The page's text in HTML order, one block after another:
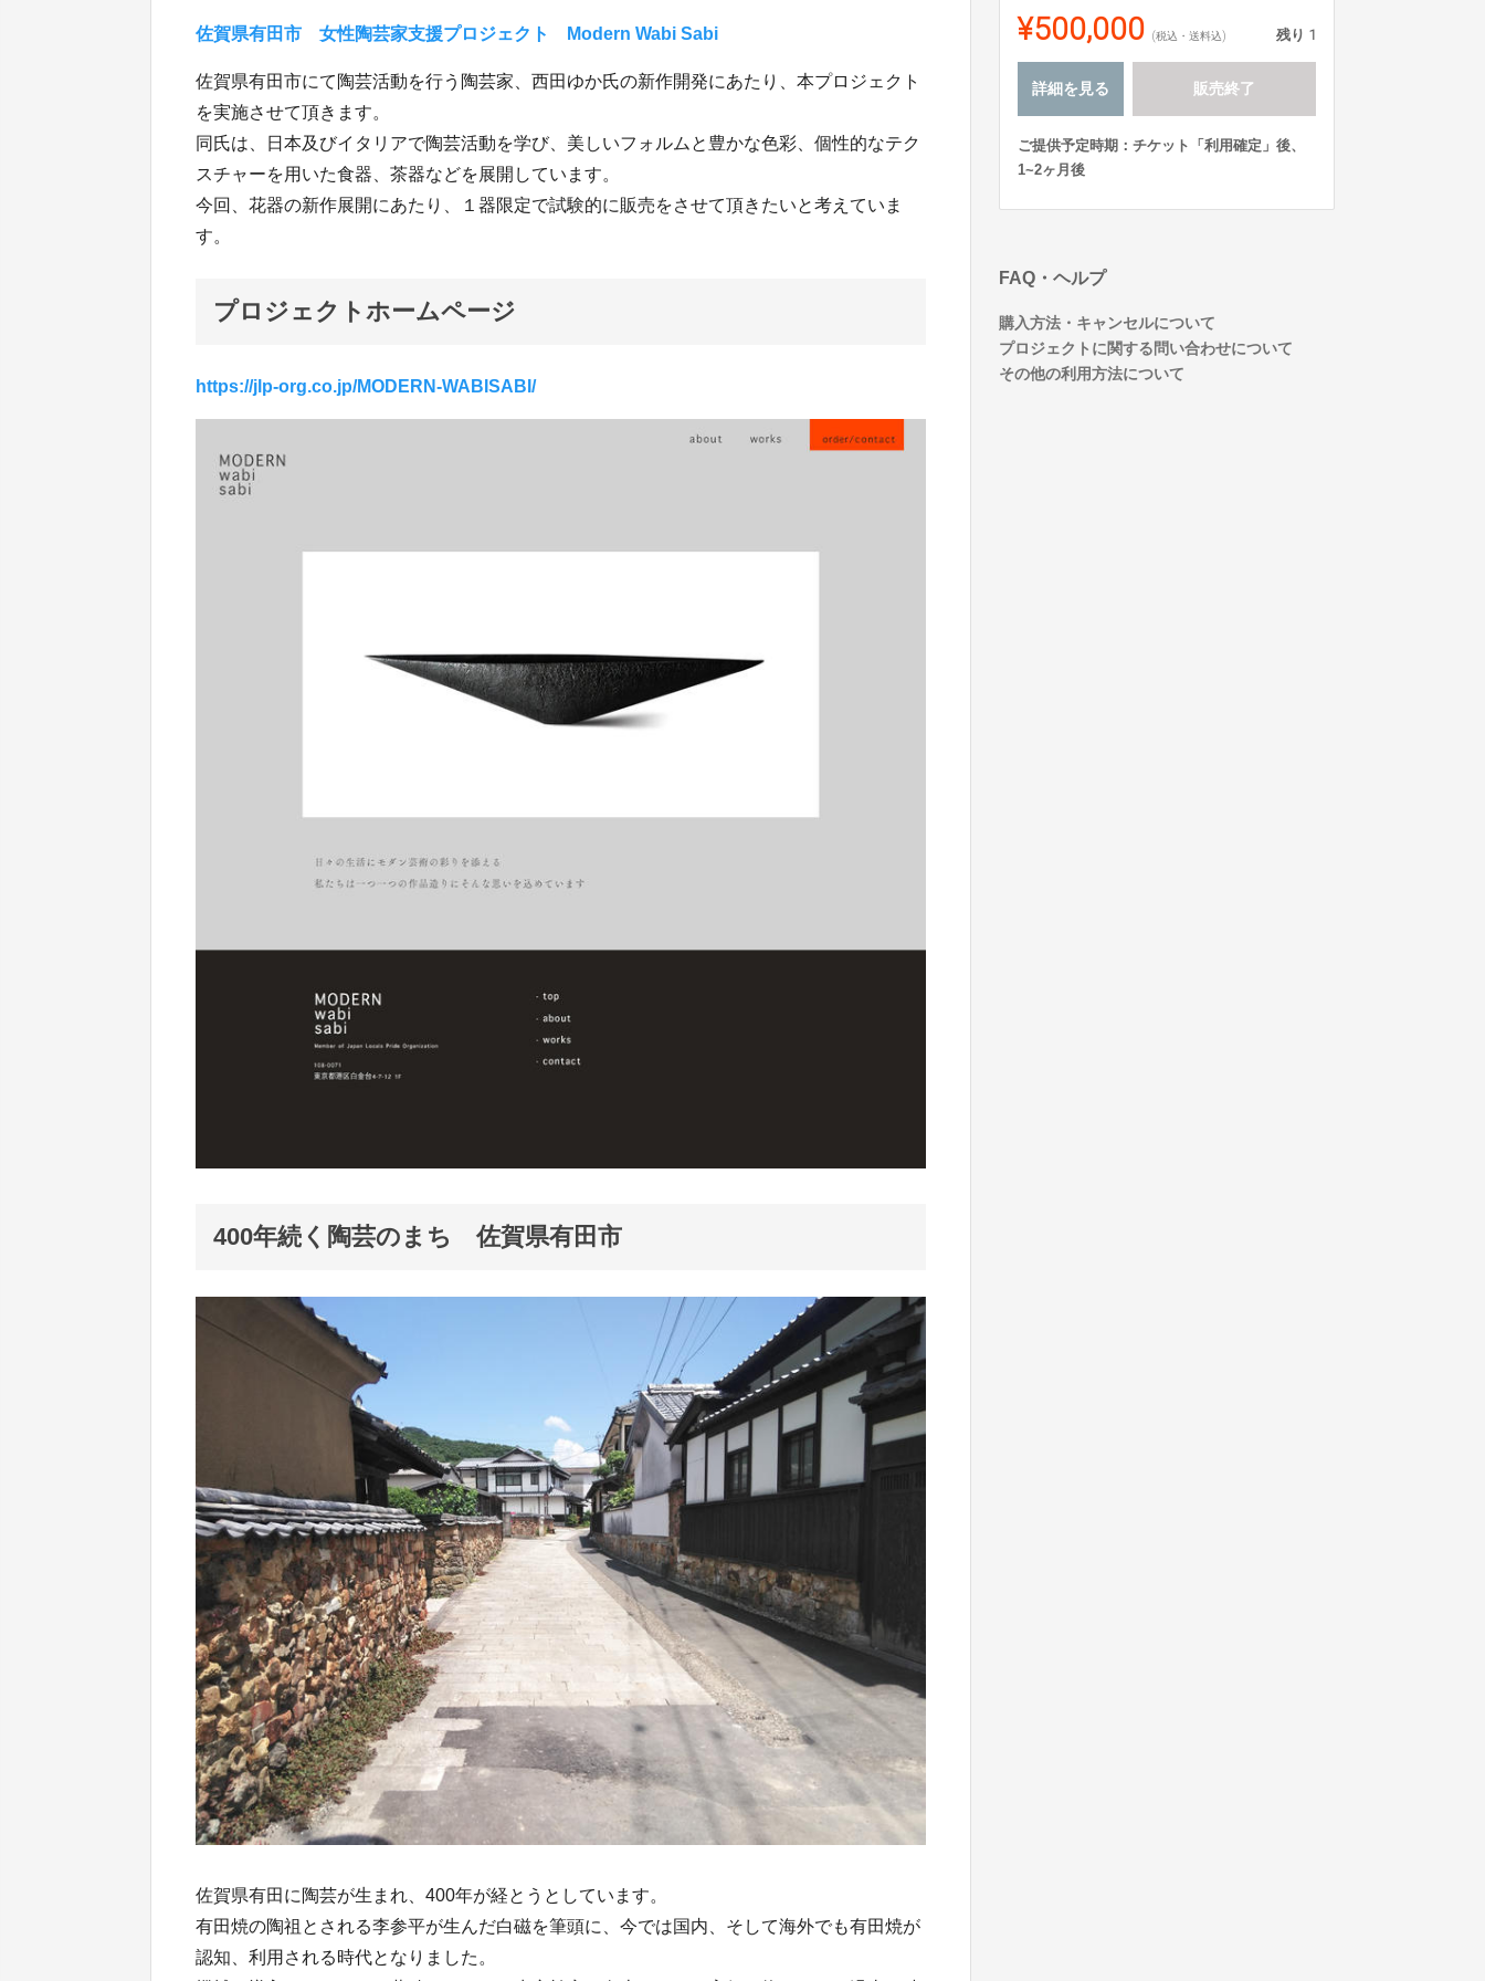
佐賀県有田市 女性陶芸家支援プロジェクト Modern Wabi Sabi
佐賀県有田市にて陶芸活動を行う陶芸家、西田ゆか氏の新作開発にあたり、本プロジェクト
を実施させて頂きます。
同氏は、日本及びイタリアで陶芸活動を学び、美しいフォルムと豊かな色彩、個性的なテク
スチャーを用いた食器、茶器などを展開しています。
今回、花器の新作展開にあたり、１器限定で試験的に販売をさせて頂きたいと考えていま
す。
プロジェクトホームページ
https://jlp-org.co.jp/MODERN-WABISABI/
400年続く陶芸のまち 佐賀県有田市
佐賀県有田に陶芸が生まれ、400年が経とうとしています。
有田焼の陶祖とされる李参平が生んだ白磁を筆頭に、今では国内、そして海外でも有田焼が
認知、利用される時代となりました。
¥500,000 (税込・送料込) 残り 1
詳細を見る 販売終了
ご提供予定時期：チケット「利用確定」後、
1~2ヶ月後
FAQ・ヘルプ
購入方法・キャンセルについて
プロジェクトに関する問い合わせについて
その他の利用方法について